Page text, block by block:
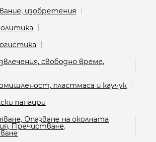
изобретения
свободно време,
пластмаса и каучук
панаири
Опазване на околната
Пречистване,